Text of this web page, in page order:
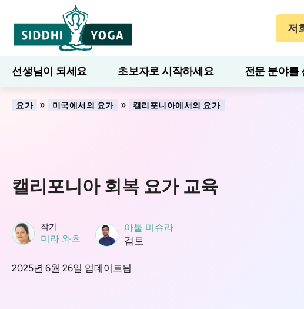
저
선생님이 되세요 초보자로 시작하세요 전문 분야를
7일간의 웰니스 블로그 배우다
요가 » 미국에서의 요가 » 캘리포니아에서의 요가
캘리포니아 회복 요가 교육
작가
미라 와츠
아툴 미슈라
검토
2025년 6월 26일 업데이트됨